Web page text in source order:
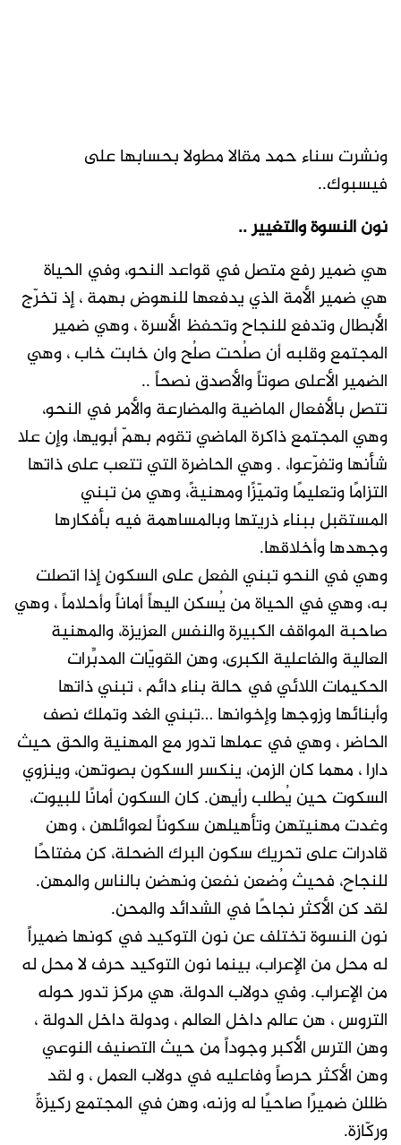
ونشرت سناء حمد مقالا مطولا بحسابها على
فيسبوك..
نون النسوة والتغيير ..
هي ضمير رفع متصل في قواعد النحو، وفي الحياة
هي ضمير الأمة الذي يدفعها للنهوض بهمة ، إذ تخرّج
الأبطال وتدفع للنجاح وتحفظ الأسرة ، وهي ضمير
المجتمع وقلبه أن صلُحت صلُح وان خابت خاب ، وهي
الضمير الأعلى صوتاً والأصدق نصحاً ..
تتصل بالأفعال الماضية والمضارعة والأمر في النحو،
وهي المجتمع ذاكرة الماضي تقوم بهمّ أبويها، وإن علا
شأنها وتفرّعوا، . وهي الحاضرة التي تتعب على ذاتها
التزامًا وتعليمًا وتميّزًا ومهنيةً، وهي من تبني
المستقبل ببناء ذريتها وبالمساهمة فيه بأفكارها
وجهدها وأخلاقها.
وهي في النحو تبني الفعل على السكون إذا اتصلت
به، وهي في الحياة من يُسكن اليهاً أماناً وأحلاماً ، وهي
صاحبة المواقف الكبيرة والنفس العزيزة، والمهنية
العالية والفاعلية الكبرى، وهن القويّات المدبِّرات
الحكيمات اللائي في حالة بناء دائم ، تبني ذاتها
وأبنائها وزوجها وإخوانها …تبني الغد وتملك نصف
الحاضر ، وهي في عملها تدور مع المهنية والحق حيث
دارا ، مهما كان الزمن، ينكسر السكون بصوتهن، وينزوي
السكوت حين يُطلب رأيهن. كان السكون أمانًا للبيوت،
وغدت مهنيتهن وتأهيلهن سكوناً لعوائلهن ، وهن
قادرات على تحريك سكون البرك الضحلة، كن مفتاحًا
للنجاح، فحيث وُضعن نفعن ونهضن بالناس والمهن.
لقد كن الأكثر نجاحًا في الشدائد والمحن.
نون النسوة تختلف عن نون التوكيد في كونها ضميراً
له محل من الإعراب، بينما نون التوكيد حرف لا محل له
من الإعراب. وفي دولاب الدولة، هي مركز تدور حوله
التروس ، هن عالم داخل العالم ، ودولة داخل الدولة ،
وهن الترس الأكبر وجوداً من حيث التصنيف النوعي
وهن الأكثر حرصاً وفاعليه في دولاب العمل ، و لقد
ظللن ضميرًا صاحيًا له وزنه، وهن في المجتمع ركيزةً
وركّازة.